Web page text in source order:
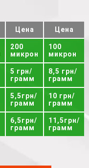
Цена Цена
200
микрон
100
микрон
5 грн/
грамм
8,5 грн/
грамм
5,5грн/
грамм
10 грн/
грамм
6,5грн/
грамм
11,5грн/
грамм